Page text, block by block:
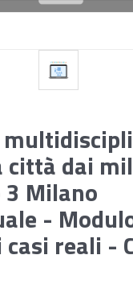
città dai
Milano
-
reali -